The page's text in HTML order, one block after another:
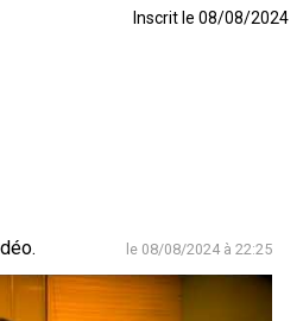
Inscrit le 08/08/2024
le 08/08/2024 à 22:25